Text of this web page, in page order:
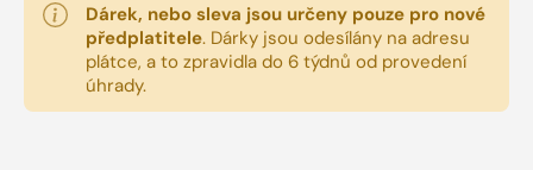
Dárek, nebo sleva jsou určeny pouze pro nové
předplatitele. Dárky jsou odesílány na adresu
plátce, a to zpravidla do 6 týdnů od provedení
úhrady.